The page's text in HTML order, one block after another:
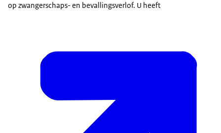
op zwangerschaps- en bevallingsverlof. U heeft